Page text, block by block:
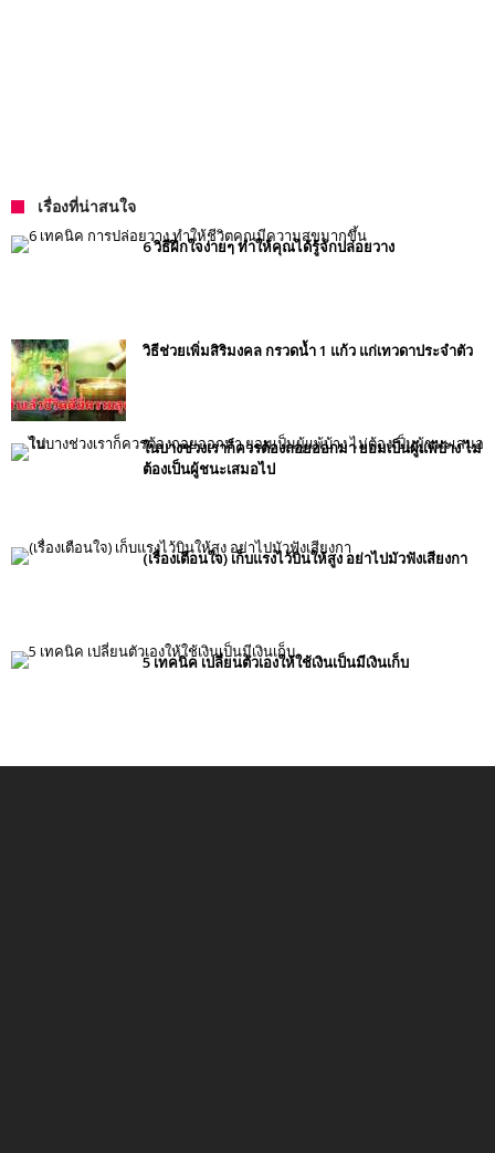
เรื่องที่น่าสนใจ
6 วิธีฝึกใจง่ายๆ ทำให้คุณได้รู้จักปล่อยวาง
วิธีช่วยเพิ่มสิริมงคล กรวดน้ำ 1 แก้ว แก่เทวดาประจำตัว
ในบางช่วงเราก็ควรต้องถอยออกมา ยอมเป็นผู้แพ้บ้าง ไม่
ต้องเป็นผู้ชนะเสมอไป
(เรื่องเตือนใจ) เก็บแรงไว้บินให้สูง อย่าไปมัวฟังเสียงกา
5 เทคนิค เปลี่ยนตัวเองให้ใช้เงินเป็นมีเงินเก็บ